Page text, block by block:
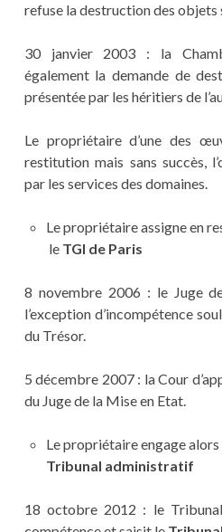
refuse la destruction des objets
30 janvier 2003 : la
également la demande de
présentée par les héritiers de
Le propriétaire d’une des
restitution mais sans succès,
par les services des domaines.
Le propriétaire assigne en
le TGI de Paris
8 novembre 2006 : le Juge
l’exception d’incompétence
du Trésor.
5 décembre 2007 : la Cour
du Juge de la Mise en Etat.
Le propriétaire engage
Tribunal administratif
18 octobre 2012 : le